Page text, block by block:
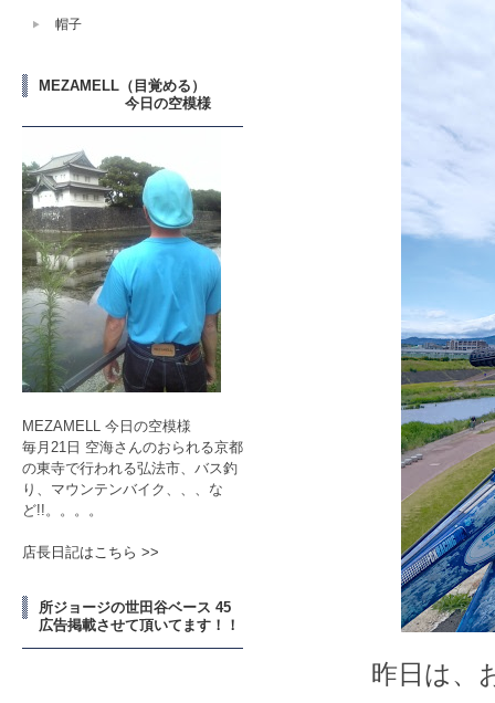
昨日は、
帽子
MEZAMELL（目覚める）
今日の空模様
MEZAMELL 今日の空模様
毎月21日 空海さんのおられる京都
の東寺で行われる弘法市、バス釣
り、マウンテンバイク、、、な
ど!!。。。。
店長日記はこちら >>
所ジョージの世田谷ベース 45
広告掲載させて頂いてます！！